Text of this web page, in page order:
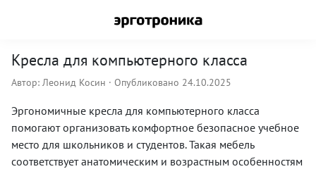
Кресла для компьютерного класса
Автор: Леонид Косин · Опубликовано 24.10.2025
Эргономичные кресла для компьютерного класса
помогают организовать комфортное безопасное учебное
место для школьников и студентов. Такая мебель
соответствует анатомическим и возрастным особенностям